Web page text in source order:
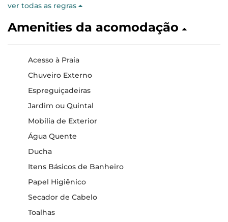
ver todas as regras
Amenities da acomodação
Acesso à Praia
Chuveiro Externo
Espreguiçadeiras
Jardim ou Quintal
Mobília de Exterior
Água Quente
Ducha
Itens Básicos de Banheiro
Papel Higiênico
Secador de Cabelo
Toalhas